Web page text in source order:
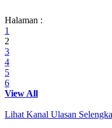
Halaman :
1
2
3
4
5
6
View All
Lihat Kanal Ulasan